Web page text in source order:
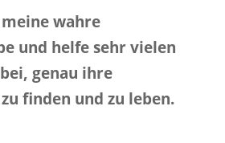
wahre
und helfe sehr vielen
genau ihre
finden und zu leben.